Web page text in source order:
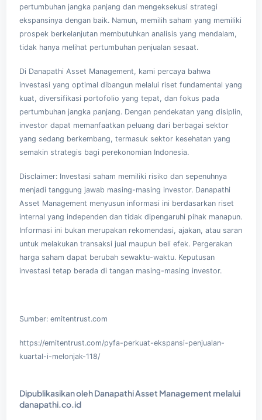
pertumbuhan jangka panjang dan mengeksekusi strategi
ekspansinya dengan baik. Namun, memilih saham yang memiliki
prospek berkelanjutan membutuhkan analisis yang mendalam,
tidak hanya melihat pertumbuhan penjualan sesaat.
Di Danapathi Asset Management, kami percaya bahwa
investasi yang optimal dibangun melalui riset fundamental yang
kuat, diversifikasi portofolio yang tepat, dan fokus pada
pertumbuhan jangka panjang. Dengan pendekatan yang disiplin,
investor dapat memanfaatkan peluang dari berbagai sektor
yang sedang berkembang, termasuk sektor kesehatan yang
semakin strategis bagi perekonomian Indonesia.
Disclaimer: Investasi saham memiliki risiko dan sepenuhnya
menjadi tanggung jawab masing-masing investor. Danapathi
Asset Management menyusun informasi ini berdasarkan riset
internal yang independen dan tidak dipengaruhi pihak manapun.
Informasi ini bukan merupakan rekomendasi, ajakan, atau saran
untuk melakukan transaksi jual maupun beli efek. Pergerakan
harga saham dapat berubah sewaktu-waktu. Keputusan
investasi tetap berada di tangan masing-masing investor.
Sumber: emitentrust.com
https://emitentrust.com/pyfa-perkuat-ekspansi-penjualan-
kuartal-i-melonjak-118/
Dipublikasikan oleh Danapathi Asset Management melalui
danapathi.co.id